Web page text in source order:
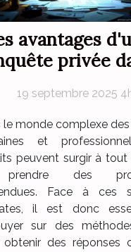
avantages
privée
19 septembre 2025
le monde complexe
et
peuvent surgir à
des
Face à ces
il est donc
sur des
obtenir des réponses